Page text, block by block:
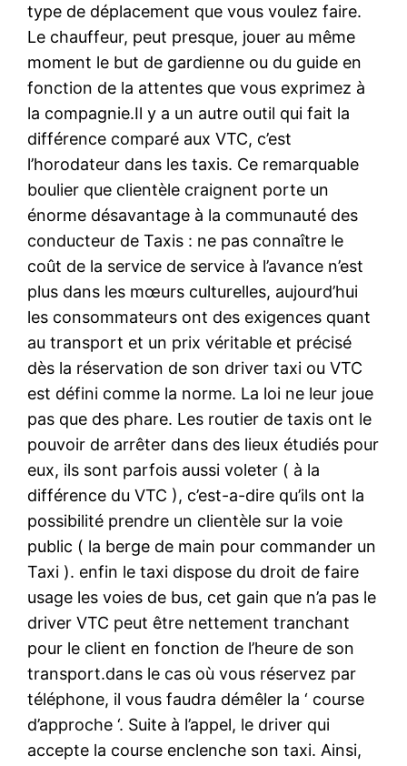
type de déplacement que vous voulez faire.
Le chauffeur, peut presque, jouer au même
moment le but de gardienne ou du guide en
fonction de la attentes que vous exprimez à
la compagnie.Il y a un autre outil qui fait la
différence comparé aux VTC, c’est
l’horodateur dans les taxis. Ce remarquable
boulier que clientèle craignent porte un
énorme désavantage à la communauté des
conducteur de Taxis : ne pas connaître le
coût de la service de service à l’avance n’est
plus dans les mœurs culturelles, aujourd’hui
les consommateurs ont des exigences quant
au transport et un prix véritable et précisé
dès la réservation de son driver taxi ou VTC
est défini comme la norme. La loi ne leur joue
pas que des phare. Les routier de taxis ont le
pouvoir de arrêter dans des lieux étudiés pour
eux, ils sont parfois aussi voleter ( à la
différence du VTC ), c’est-a-dire qu’ils ont la
possibilité prendre un clientèle sur la voie
public ( la berge de main pour commander un
Taxi ). enfin le taxi dispose du droit de faire
usage les voies de bus, cet gain que n’a pas le
driver VTC peut être nettement tranchant
pour le client en fonction de l’heure de son
transport.dans le cas où vous réservez par
téléphone, il vous faudra démêler la ‘ course
d’approche ‘. Suite à l’appel, le driver qui
accepte la course enclenche son taxi. Ainsi,